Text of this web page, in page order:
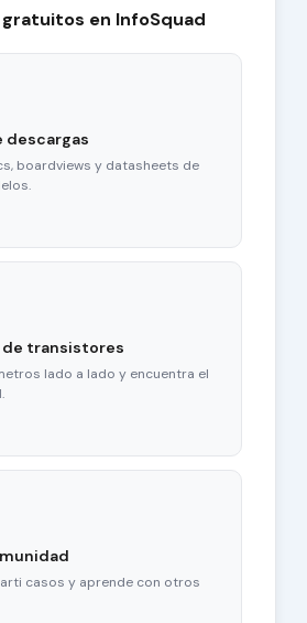
en InfoSquad
descargas
boardviews y datasheets de
de transistores
lado a lado y encuentra el
casos y aprende con otros